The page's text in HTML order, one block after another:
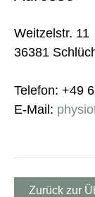
Weitzelstr. 11
36381
Telefon: +49
E-Mail:
Zurück zur